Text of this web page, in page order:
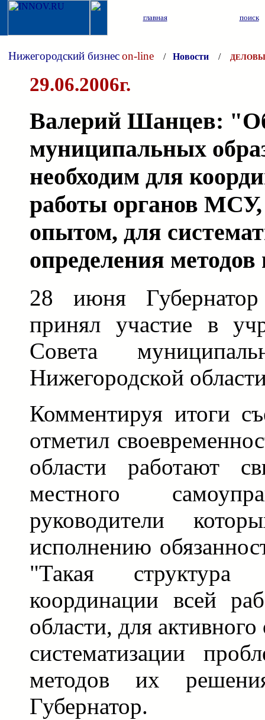
главная поиск
Нижегородский бизнесon-line / Новости /
29.06.2006г.
Валерий Шанцев:
муниципальных
необходим для
работы органов МСУ,
опытом, для
определения
28 июня
принял участие в
Совета
Нижегородской
Комментируя итоги
отметил
области работают
местного
руководители
исполнению
"Такая структура
координации всей
области, для
систематизации
методов их
Губернатор.